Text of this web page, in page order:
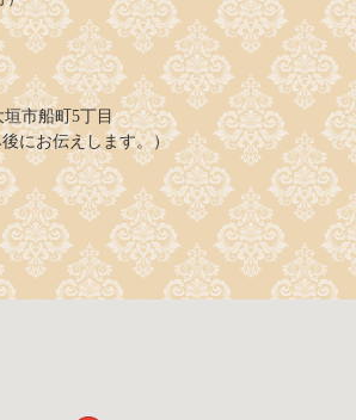
垣市船町5丁目
にお伝えします。）